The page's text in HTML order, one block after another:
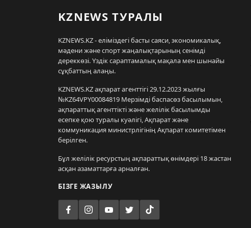
KZNEWS ТУРАЛЫ
KZNEWS.KZ - еліміздегі басты саяси, экономикалық,
мәдени және спорт жаңалықтарының сенімді
дереккөзі. Үздік сараптамалық мақала мен шынайы
сұқбаттың алаңы.
KZNEWS.KZ ақпарат агенттігі 29.12.2023 жылғы
№KZ64VPY00084819 Мерзімді баспасөз басылымын,
ақпараттық агенттікті және желілік басылымды
есепке қою туралы куәлігі, Ақпарат және
коммуникация министрлігінің Ақпарат комитетімен
берілген.
Бұл желілік ресурстың ақпараттық өнімдері 18 жастан
асқан азаматтарға арналған.
БІЗГЕ ЖАЗЫЛУ